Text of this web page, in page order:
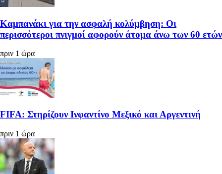
Καμπανάκι για την ασφαλή κολύμβηση: Οι
περισσότεροι πνιγμοί αφορούν άτομα άνω των 60 ετών
πριν 1 ώρα
FIFA: Στηρίζουν Ινφαντίνο Μεξικό και Αργεντινή
πριν 1 ώρα